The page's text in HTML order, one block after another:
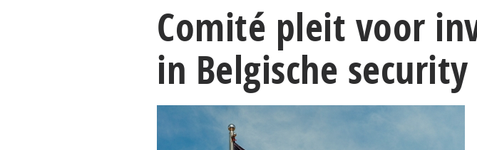
Comité pleit voor
in Belgische security